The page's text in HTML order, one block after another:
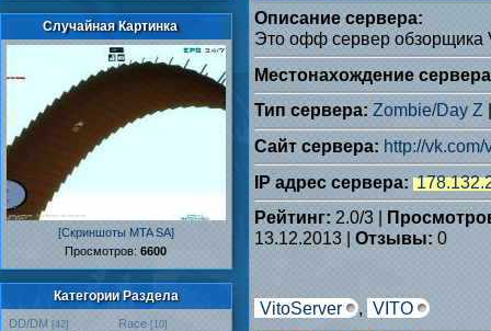
Случайная Картинка
[Скриншоты MTA SA]
Проcмотров:6600
Категории Раздела
DD/DM [42] Race [10]
Описание сервера:
Это офф сервер обзорщика
Местонахождение
Тип сервера: Zombie/Day Z
Сайт сервера: http://vk.com/
IP адрес сервера:
Рейтинг: 2.0/3 |
13.12.2013 | Отзывы: 0
VitoServer , VITO